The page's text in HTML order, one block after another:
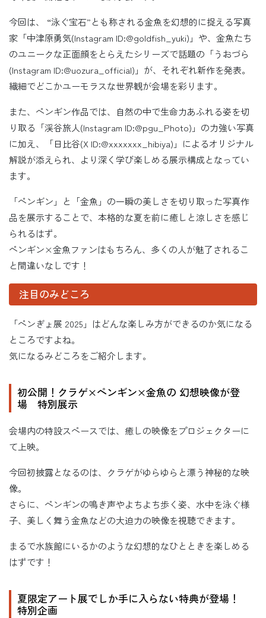
今回は、 “泳ぐ宝石”とも称される金魚を幻想的に捉える写真
家「中津原勇気(Instagram ID:@goldfish_yuki)」や、金魚たち
のユニークな正面顔をとらえたシリーズで話題の「うおづら
(Instagram ID:@uozura_official)」が、それぞれ新作を発表。
繊細でどこかユーモラスな世界観が会場を彩ります。
また、ペンギン作品では、自然の中で生命力あふれる姿を切
り取る「渓谷旅人(Instagram ID:@pgu_Photo)」の力強い写真
に加え、「日比谷(X ID:@xxxxxxx_hibiya)」によるオリジナル
解説が添えられ、より深く学び楽しめる展示構成となってい
ます。
「ペンギン」と「金魚」の一瞬の美しさを切り取った写真作
品を展示することで、本格的な夏を前に癒しと涼しさを感じ
られるはず。
ペンギン×金魚ファンはもちろん、多くの人が魅了されるこ
と間違いなしです！
注目のみどころ
「ペンぎょ展 2025」はどんな楽しみ方ができるのか気になる
ところですよね。
気になるみどころをご紹介します。
初公開！クラゲ×ペンギン×金魚の 幻想映像が登
場 特別展示
会場内の特設スペースでは、癒しの映像をプロジェクターに
て上映。
今回初披露となるのは、クラゲがゆらゆらと漂う神秘的な映
像。
さらに、ペンギンの鳴き声やよちよち歩く姿、水中を泳ぐ様
子、美しく舞う金魚などの大迫力の映像を視聴できます。
まるで水族館にいるかのような幻想的なひとときを楽しめる
はずです！
夏限定アート展でしか手に入らない特典が登場！
特別企画